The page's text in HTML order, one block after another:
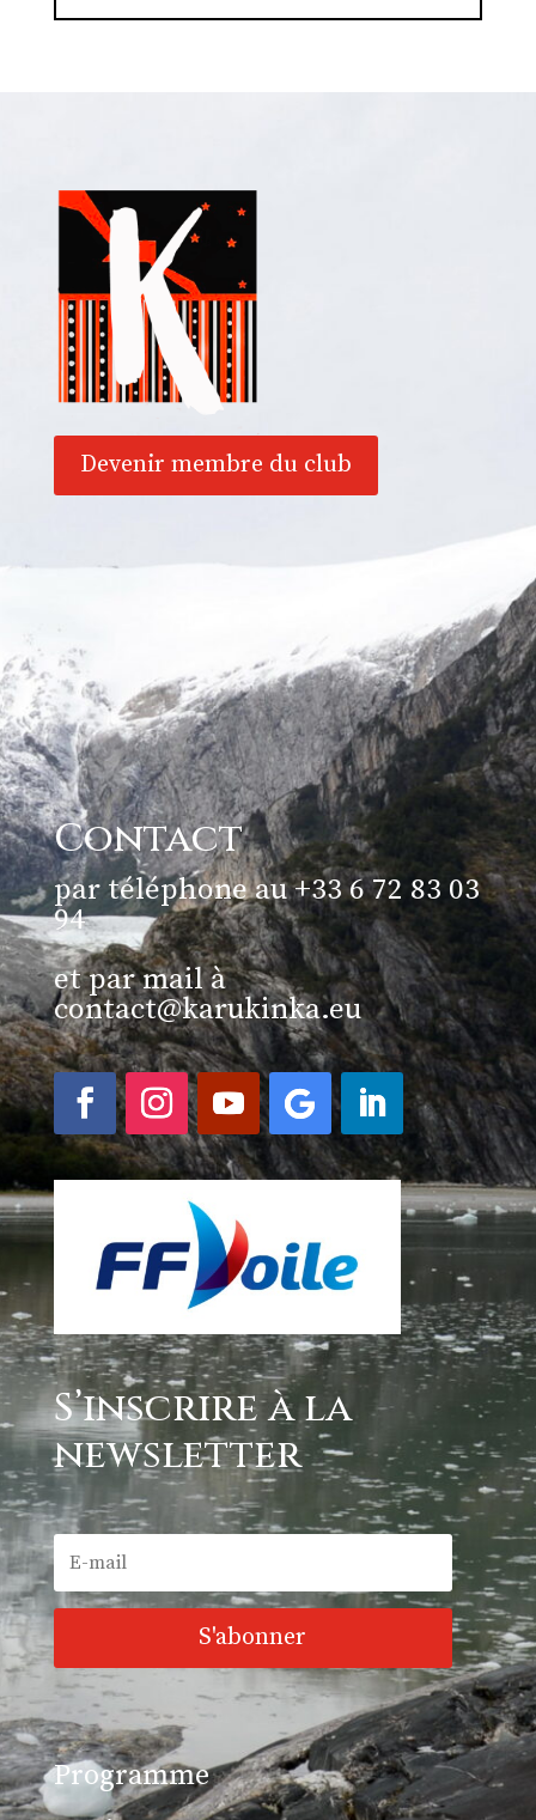
Devenir membre du club
Contact
par téléphone au +33 6 72 83 03
94
et par mail à
contact@karukinka.eu
S’inscrire à la
newsletter
S'abonner
Programme